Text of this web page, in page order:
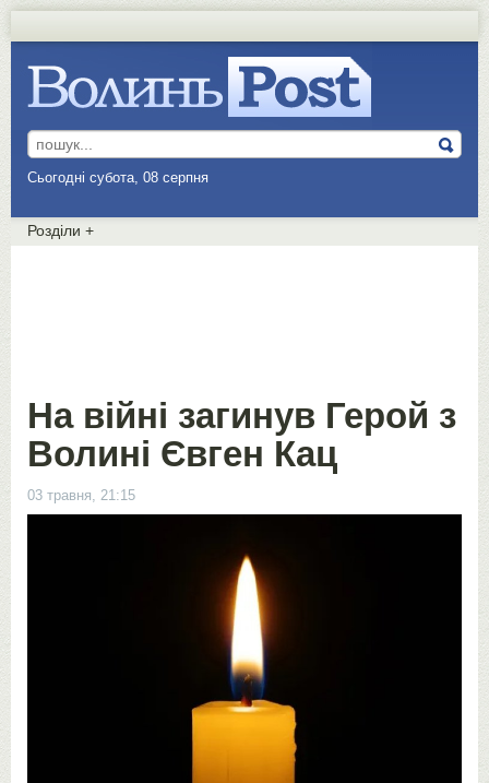
Сьогодні субота, 08 серпня
Розділи +
На війні загинув Герой з
Волині Євген Кац
03 травня, 21:15